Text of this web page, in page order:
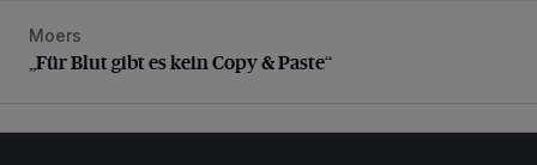
„Für Blut gibt es kein Copy & Paste“
Moers
„Für Blut gibt es kein Copy & Paste“